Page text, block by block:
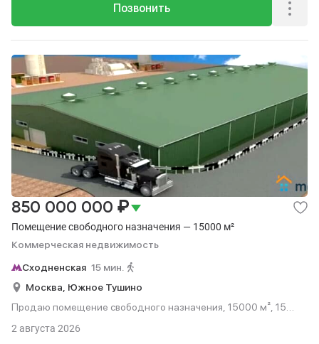
Позвонить
Помещение свободного назначения — 15000 м²
Коммерческая недвижимость
850 000 000 ₽
Сходненская 15 мин.
Москва, Южное Тушино
Продаю помещение свободного назначения, 15000 м², 15
2 августа 2026